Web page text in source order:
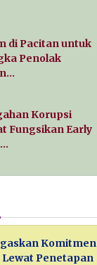
di Pacitan untuk
Penolak
Korupsi
Fungsikan Early
Komitmen
Penetapan